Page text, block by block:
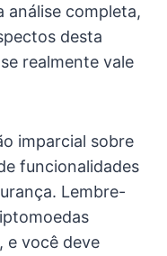
completa,
desta
realmente vale
imparcial sobre
funcionalidades
Lembre-
e você deve